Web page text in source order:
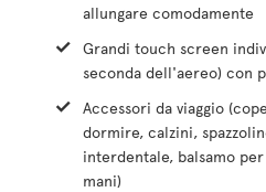
allungare comodamente
Grandi touch screen
seconda dell'aereo) con
Accessori da viaggio
dormire, calzini,
interdentale, balsamo
mani)